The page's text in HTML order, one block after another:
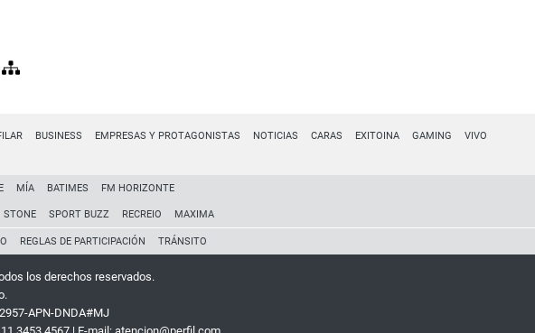
BUSINESS EMPRESAS Y PROTAGONISTAS NOTICIAS CARAS EXITOINA GAMING VIVO
MÍA BATIMES FM HORIZONTE
STONE SPORT BUZZ RECREIO MAXIMA
REGLAS DE PARTICIPACIÓN TRÁNSITO
los derechos reservados.
APN-DNDA#MJ